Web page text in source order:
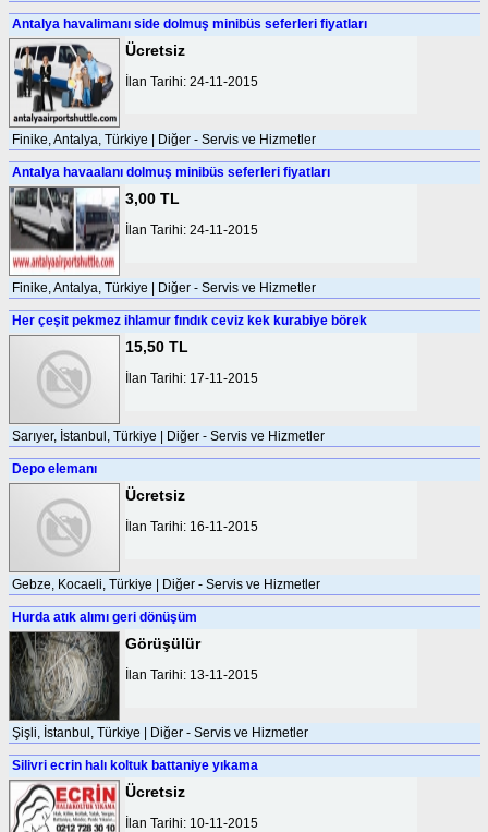
Antalya havalimanı side dolmuş minibüs seferleri fiyatları
Ücretsiz
İlan Tarihi: 24-11-2015
Finike, Antalya, Türkiye | Diğer - Servis ve Hizmetler
Antalya havaalanı dolmuş minibüs seferleri fiyatları
3,00 TL
İlan Tarihi: 24-11-2015
Finike, Antalya, Türkiye | Diğer - Servis ve Hizmetler
Her çeşit pekmez ihlamur fındık ceviz kek kurabiye börek
15,50 TL
İlan Tarihi: 17-11-2015
Sarıyer, İstanbul, Türkiye | Diğer - Servis ve Hizmetler
Depo elemanı
Ücretsiz
İlan Tarihi: 16-11-2015
Gebze, Kocaeli, Türkiye | Diğer - Servis ve Hizmetler
Hurda atık alımı geri dönüşüm
Görüşülür
İlan Tarihi: 13-11-2015
Şişli, İstanbul, Türkiye | Diğer - Servis ve Hizmetler
Silivri ecrin halı koltuk battaniye yıkama
Ücretsiz
İlan Tarihi: 10-11-2015